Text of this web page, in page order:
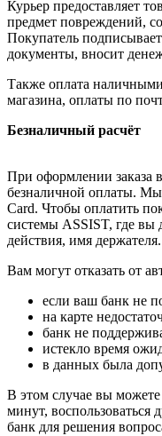
Курьер предоставляет
предмет повреждений,
Покупатель
документы, вносит
Также оплата
магазина, оплаты по
Безналичный расчёт
При оформлении заказа
безналичной оплаты.
Card. Чтобы оплатить
системы ASSIST, где вы
действия, имя держателя.
Вам могут отказать от
если ваш банк не
на карте
банк не
истекло время
в данных была
В этом случае вы
минут, воспользоваться
банк для решения